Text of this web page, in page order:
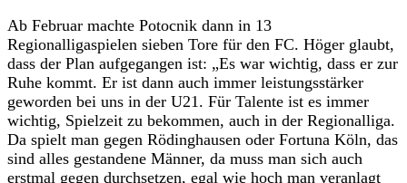
Ab Februar machte Potocnik dann in 13
Regionalligaspielen sieben Tore für den FC. Höger glaubt,
dass der Plan aufgegangen ist: „Es war wichtig, dass er zur
Ruhe kommt. Er ist dann auch immer leistungsstärker
geworden bei uns in der U21. Für Talente ist es immer
wichtig, Spielzeit zu bekommen, auch in der Regionalliga.
Da spielt man gegen Rödinghausen oder Fortuna Köln, das
sind alles gestandene Männer, da muss man sich auch
erstmal gegen durchsetzen, egal wie hoch man veranlagt